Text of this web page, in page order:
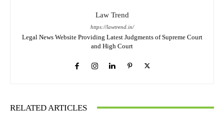
Law Trend
https://lawtrend.in/
Legal News Website Providing Latest Judgments of Supreme Court
and High Court
RELATED ARTICLES